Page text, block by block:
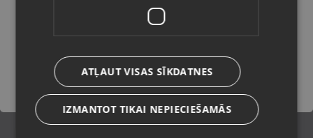
Stāvoklis Lietots (Garantija 6 mēneši)
30.00€
Saglabāt
ATĻAUT VISAS SĪKDATNES
IZMANTOT TIKAI NEPIECIEŠAMĀS